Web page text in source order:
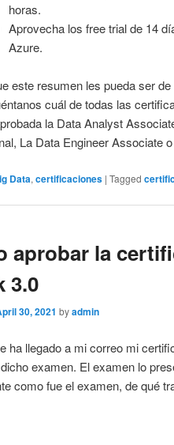
horas.
Aprovecha los free trial de 14
Azure.
este resumen les pueda ser
cuál de todas las
la Data Analyst
La Data Engineer Associate
Data, certificaciones | Tagged
aprobar la
3.0
30, 2021 byadmin
ha llegado a mi correo mi
examen. El examen lo
como fue el examen, de qué